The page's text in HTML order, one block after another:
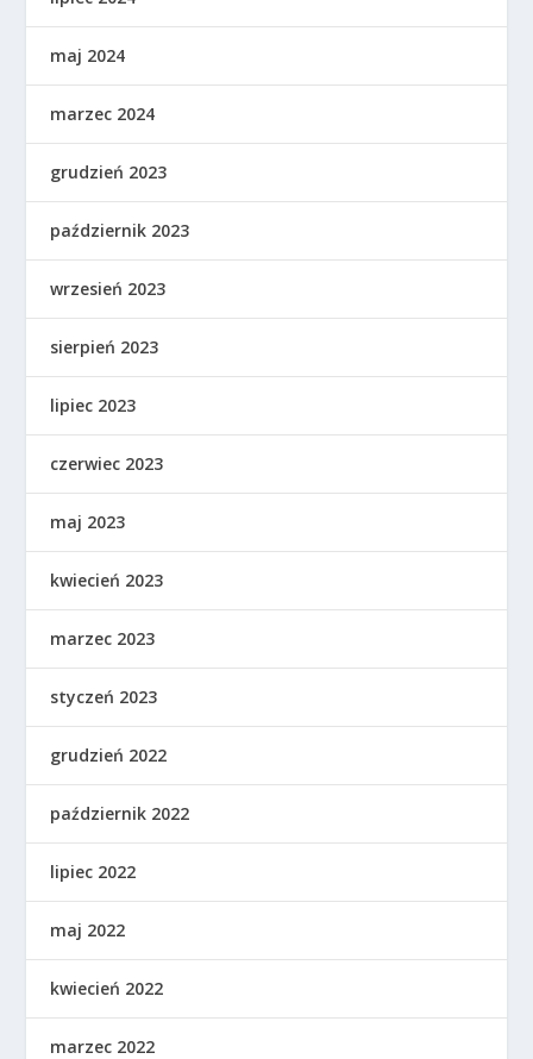
maj 2024
marzec 2024
grudzień 2023
październik 2023
wrzesień 2023
sierpień 2023
lipiec 2023
czerwiec 2023
maj 2023
kwiecień 2023
marzec 2023
styczeń 2023
grudzień 2022
październik 2022
lipiec 2022
maj 2022
kwiecień 2022
marzec 2022